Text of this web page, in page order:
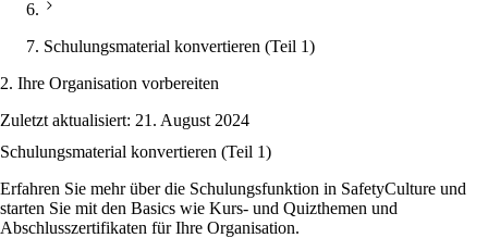
Schulungsmaterial konvertieren (Teil 1)
2. Ihre Organisation vorbereiten
Zuletzt aktualisiert: 21. August 2024
Schulungsmaterial konvertieren (Teil 1)
Erfahren Sie mehr über die Schulungsfunktion in SafetyCulture und
starten Sie mit den Basics wie Kurs- und Quizthemen und
Abschlusszertifikaten für Ihre Organisation.